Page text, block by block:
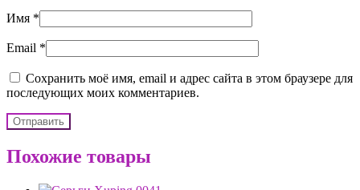
Имя *
Email *
Сохранить моё имя, email и адрес сайта в этом браузере для
последующих моих комментариев.
Похожие товары